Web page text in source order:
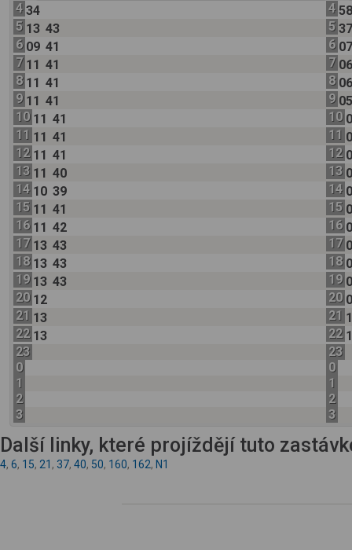
4 34
5 13 43
6 09 41
7 11 41
8 11 41
9 11 41
10 11 41
11 11 41
12 11 41
13 11 40
14 10 39
15 11 41
16 11 42
17 13 43
18 13 43
19 13 43
20 12
21 13
22 13
23
0
1
2
3
4
5
6
7
8
9
10
11
12
13
14
15
16
17
18
19
20
21
22
23
0
1
2
3
Další linky, které projíždějí tuto
4, 6, 15, 21 , 37, 40, 50, 160, 162, N1